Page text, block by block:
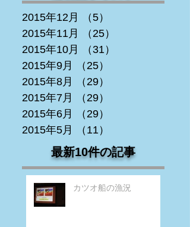
2015年12月 （5）
2015年11月
（25）
2015年10月
（31）
2015年9月
（25）
2015年8月
（29）
2015年7月
（29）
2015年6月
（29）
2015年5月
（11）
最新10件の記事
カツオ船の漁況